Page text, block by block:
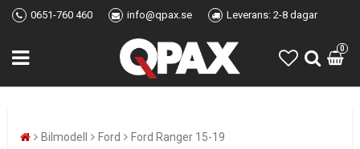
0651-760 460 info@qpax.se Leverans: 2-8 dagar
0
Bilmodell Ford Ford Ranger 15-19